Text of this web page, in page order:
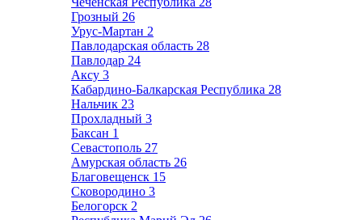
Грозный 26
Урус-Мартан 2
Павлодарская область 28
Павлодар 24
Аксу 3
Кабардино-Балкарская Республика 28
Нальчик 23
Прохладный 3
Баксан 1
Севастополь 27
Амурская область 26
Благовещенск 15
Сковородино 3
Белогорск 2